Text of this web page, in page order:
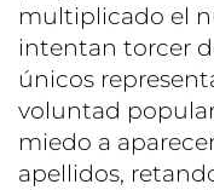
multiplicado el
intentan torcer
únicos
voluntad
miedo a
apellidos,